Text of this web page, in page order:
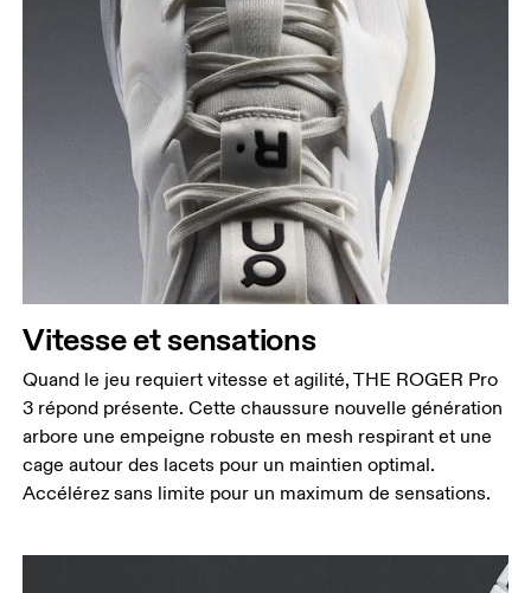
Vitesse et sensations
Quand le jeu requiert vitesse et agilité, THE ROGER Pro
3 répond présente. Cette chaussure nouvelle génération
arbore une empeigne robuste en mesh respirant et une
cage autour des lacets pour un maintien optimal.
Accélérez sans limite pour un maximum de sensations.